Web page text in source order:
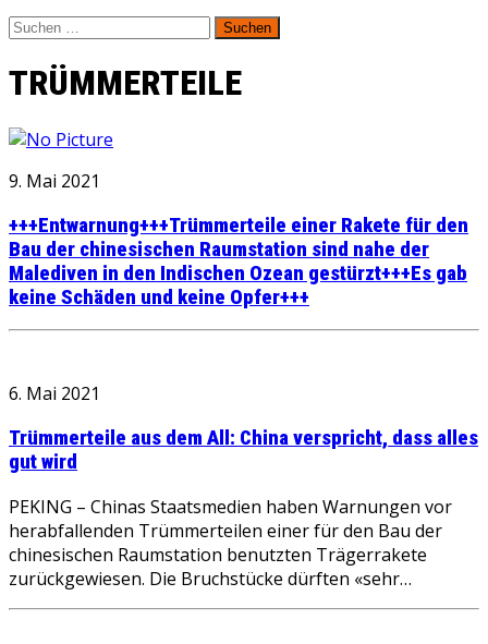
Suchen
nach:
TRÜMMERTEILE
9. Mai 2021
+++Entwarnung+++Trümmerteile einer Rakete für den
Bau der chinesischen Raumstation sind nahe der
Malediven in den Indischen Ozean gestürzt+++Es gab
keine Schäden und keine Opfer+++
6. Mai 2021
Trümmerteile aus dem All: China verspricht, dass alles
gut wird
PEKING – Chinas Staatsmedien haben Warnungen vor
herabfallenden Trümmerteilen einer für den Bau der
chinesischen Raumstation benutzten Trägerrakete
zurückgewiesen. Die Bruchstücke dürften «sehr…